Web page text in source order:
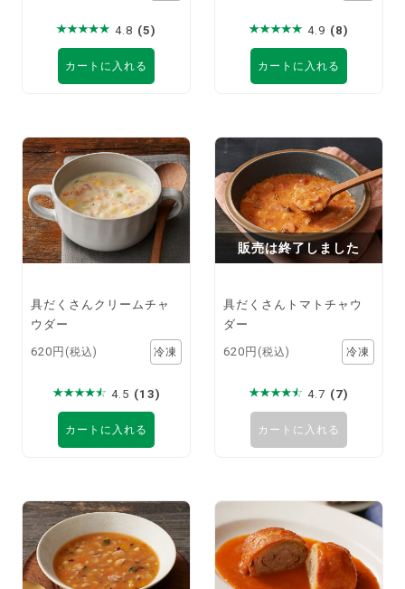
4.8 (5)
カートに入れる
4.9 (8)
カートに入れる
具だくさんクリームチャ
ウダー
620円 (税込)
4.5 (13)
カートに入れる
販売は終了しました
具だくさんトマトチャウ
ダー
620円 (税込)
4.7 (7)
カートに入れる